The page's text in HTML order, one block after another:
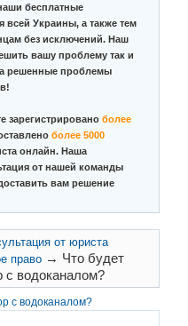
бесплатные
всей Украины, а также тем
без исключений. Наш
вашу проблему так и
решенные проблемы
зарегистрировано более
более 5000
онлайн. Наша
от нашей команды
вам решение
с водоканалом?
от юриста
право → Что будет
с водоканалом?